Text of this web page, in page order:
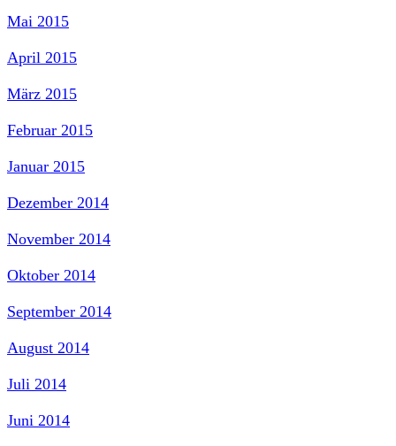
Mai 2015
April 2015
März 2015
Februar 2015
Januar 2015
Dezember 2014
November 2014
Oktober 2014
September 2014
August 2014
Juli 2014
Juni 2014